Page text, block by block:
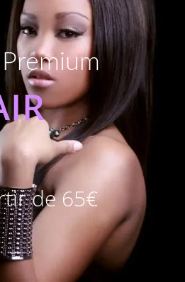
Premium
de 65€